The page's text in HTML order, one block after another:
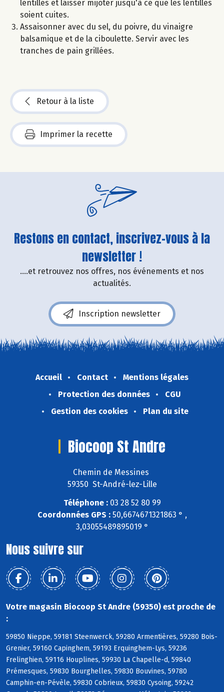
lentilles et laisser mijoter jusqu'à ce que les lentilles
soient cuites.
Assaisonner avec du sel, du poivre, du vinaigre
balsamique et de la ciboulette. Servir avec les
tranches de pain grillées.
Retour à la liste
Imprimer la recette
Restons en contact, inscrivez-vous à la
newsletter !
....et retrouvez nos offres, nos événements et nos
actualités.
Inscription newsletter
Accueil Contact
Mentions légales
Protection des données
CGU
Gestion des cookies
Plan du site
Biocoop St Andre
Chemin de Messines
59350 St-André-lez-Lille
Téléphone :03 28 52 80 99
Coordonnées GPS :50,6674671321863 ° ,
3,03055489895019 °
Nous suivre sur
Votre magasin Biocoop St Andre (59350) est proche de
:
59850 Nieppe, 59181 Steenwerck, 59280 Armentières, 59280 Bois-
Grenier, 59160 Capinghem, 59193 Erquinghem-Lys, 59236
Frelinghien, 59116 Houplines, 59930 La Chapelle-d, 59840
Prémesques, 59830 Bourghelles, 59830 Bouvines, 59780
Camphin-en-Pévèle, 59830 Cobrieux, 59830 Cysoing, 59242